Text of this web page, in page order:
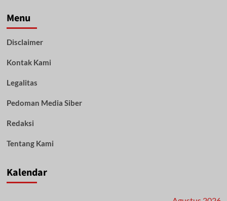
Menu
Disclaimer
Kontak Kami
Legalitas
Pedoman Media Siber
Redaksi
Tentang Kami
Kalendar